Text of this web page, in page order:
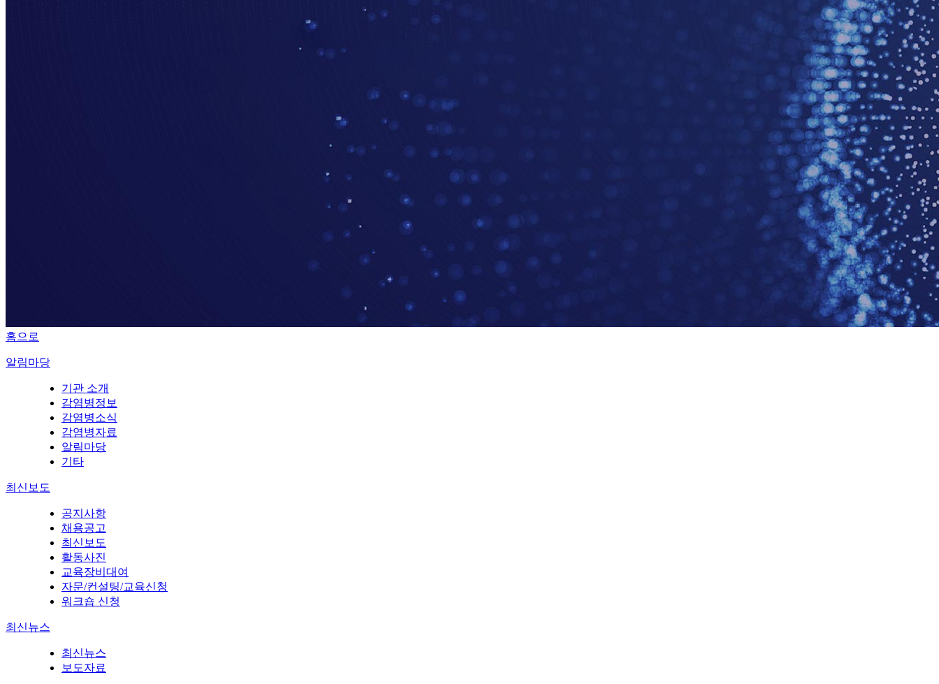
홈으로
알림마당
기관 소개
감염병정보
감염병소식
감염병자료
알림마당
기타
최신보도
공지사항
채용공고
최신보도
활동사진
교육장비대여
자문/컨설팅/교육신청
워크숍 신청
최신뉴스
최신뉴스
보도자료